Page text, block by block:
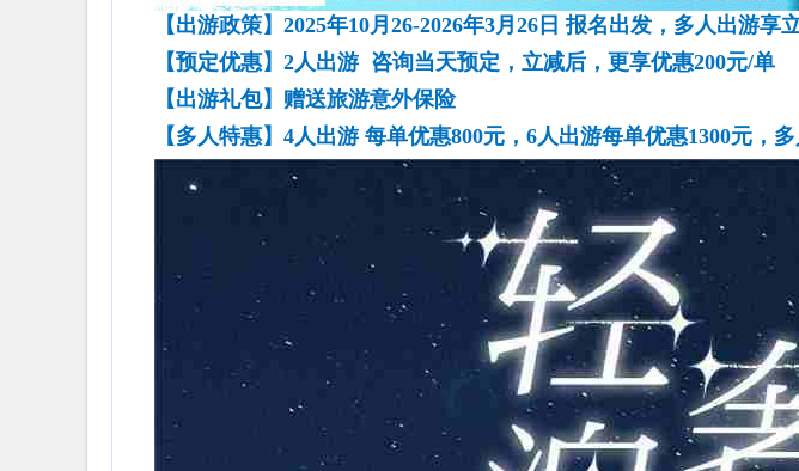
【出游政策】 2025年10月 26-2026年3月 26 日 报名出发，多人出游享
【预定优惠】 2人出游 咨询当天预定，立减后，更享优惠200元/单
【出游礼包】赠送旅游意外保险
【多人特惠】 4人出游 每单优惠800元，6人出游每单优惠1300元，